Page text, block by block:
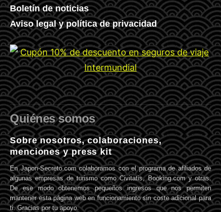
Boletín de noticias
Aviso legal y política de privacidad
Quiénes somos
Sobre nosotros, colaboraciones,
menciones y press kit
En Japon-Secreto.com colaboramos con el programa de afiliados de
algunas empresas de turismo como Civitatis, Booking.com y otras.
De ese modo obtenemos pequeños ingresos que nos permiten
mantener esta página web en funcionamiento sin coste adicional para
ti. Gracias por tu apoyo.